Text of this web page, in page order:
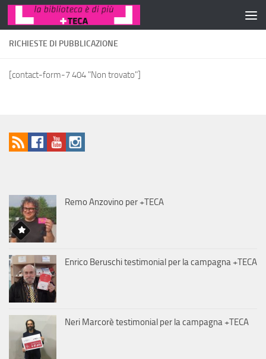
Salta al contenuto
RICHIESTE DI PUBBLICAZIONE
[contact-form-7 404 "Non trovato"]
Remo Anzovino per +TECA
Enrico Beruschi testimonial per la campagna +TECA
Neri Marcorè testimonial per la campagna +TECA